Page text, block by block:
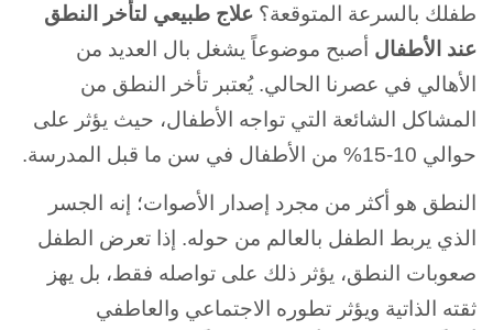
طفلك بالسرعة المتوقعة؟ علاج طبيعي لتأخر النطق
عند الأطفال أصبح موضوعاً يشغل بال العديد من
الأهالي في عصرنا الحالي. يُعتبر تأخر النطق من
المشاكل الشائعة التي تواجه الأطفال، حيث يؤثر على
حوالي 10-15% من الأطفال في سن ما قبل المدرسة.
النطق هو أكثر من مجرد إصدار الأصوات؛ إنه الجسر
الذي يربط الطفل بالعالم من حوله. إذا تعرض الطفل
صعوبات النطق، يؤثر ذلك على تواصله فقط، بل يهز
ثقته الذاتية ويؤثر تطوره الاجتماعي والعاطفي